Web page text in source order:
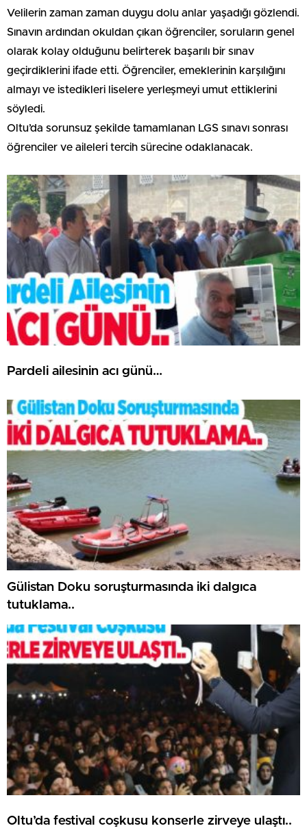
Velilerin zaman zaman duygu dolu anlar yaşadığı gözlendi.
Sınavın ardından okuldan çıkan öğrenciler, soruların genel
olarak kolay olduğunu belirterek başarılı bir sınav
geçirdiklerini ifade etti. Öğrenciler, emeklerinin karşılığını
almayı ve istedikleri liselere yerleşmeyi umut ettiklerini
söyledi.
Oltu’da sorunsuz şekilde tamamlanan LGS sınavı sonrası
öğrenciler ve aileleri tercih sürecine odaklanacak.
Pardeli ailesinin acı günü…
Gülistan Doku soruşturmasında iki dalgıca
tutuklama..
Oltu’da festival coşkusu konserle zirveye ulaştı..